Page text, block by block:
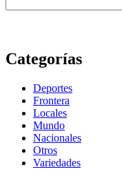
Categorías
Deportes
Frontera
Locales
Mundo
Nacionales
Otros
Variedades